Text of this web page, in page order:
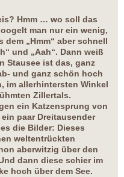
Hmm … wo soll das
man nur ein wenig,
dem „Hmm“ aber schnell
und „Aah“. Dann weiß
Stausee ist das, ganz
und ganz schön hoch
im allerhintersten Winkel
Zillertals.
ein Katzensprung von
paar Dreitausender
die Bilder: Dieses
weltentrückten
aberwitzig über den
dann diese schier im
hoch über dem See.